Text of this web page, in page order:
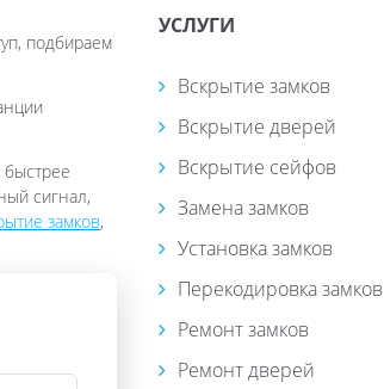
подбираем
быстрее
сигнал,
замков,
УСЛУГИ
Вскрытие замков
Вскрытие дверей
Вскрытие сейфов
Замена замков
Установка замков
Перекодировка замков
Ремонт замков
Ремонт дверей